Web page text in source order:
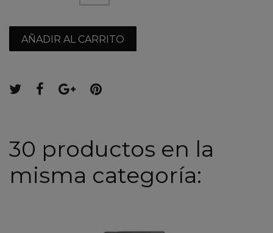
AÑADIR AL CARRITO
30 productos en la
misma categoría: